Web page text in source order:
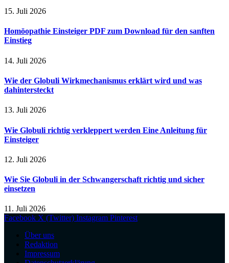
15. Juli 2026
Homöopathie Einsteiger PDF zum Download für den sanften
Einstieg
14. Juli 2026
Wie der Globuli Wirkmechanismus erklärt wird und was
dahintersteckt
13. Juli 2026
Wie Globuli richtig verkleppert werden Eine Anleitung für
Einsteiger
12. Juli 2026
Wie Sie Globuli in der Schwangerschaft richtig und sicher
einsetzen
11. Juli 2026
Facebook X (Twitter) Instagram Pinterest
Über uns
Redaktion
Impressum